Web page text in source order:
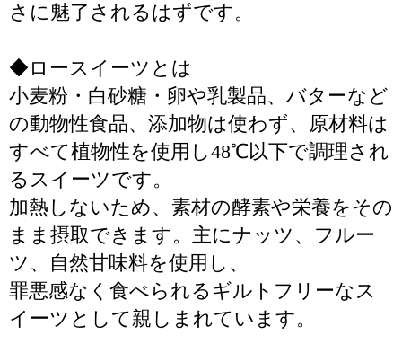
さに魅了されるはずです。
◆ロースイーツとは
小麦粉・白砂糖・卵や乳製品、バターなど
の動物性食品、添加物は使わず、原材料は
すべて植物性を使用し48℃以下で調理され
るスイーツです。
加熱しないため、素材の酵素や栄養をその
まま摂取できます。主にナッツ、フルー
ツ、自然甘味料を使用し、
罪悪感なく食べられるギルトフリーなス
イーツとして親しまれています。